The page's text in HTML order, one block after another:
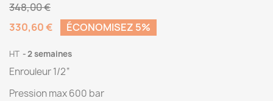
348,00 €
330,60 €
ÉCONOMISEZ 5%
HT 2 semaines
Enrouleur 1/2“
Pression max 600 bar